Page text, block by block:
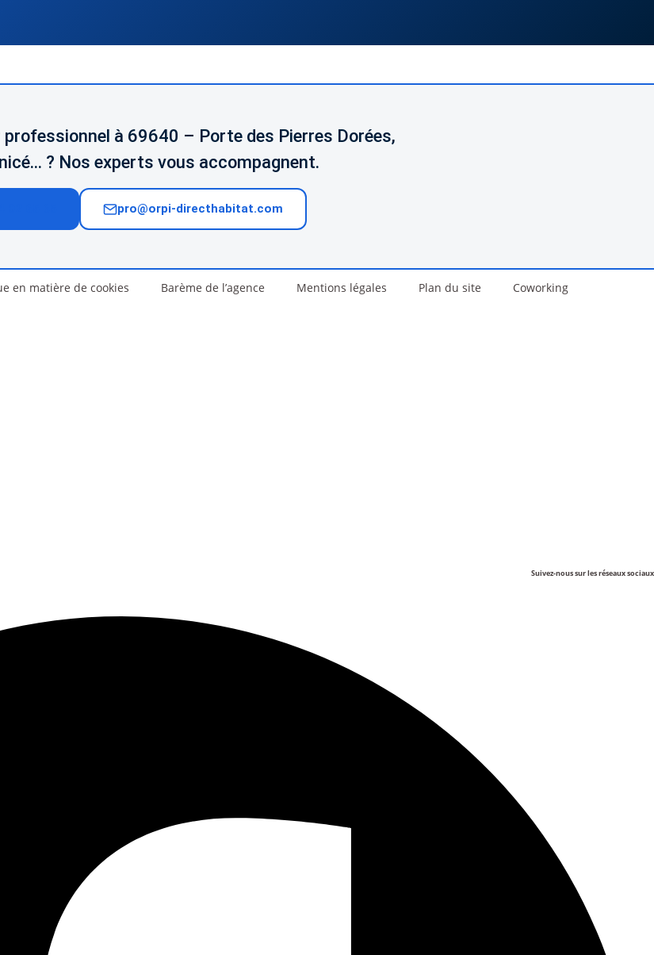
à 69640 – Porte des Pierres Dorées,
? Nos experts vous accompagnent.
pro@orpi-directhabitat.com
en matière de cookies Barème de l’agence Mentions légales Plan du site Coworking
Suivez-nous sur les réseaux sociaux